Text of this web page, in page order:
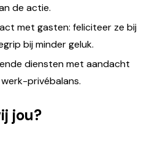
de actie.
met gasten: feliciteer ze bij
bij minder geluk.
diensten met aandacht
privébalans.
jou?